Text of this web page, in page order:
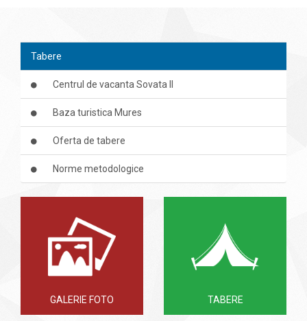
Tabere
Centrul de vacanta Sovata II
Baza turistica Mures
Oferta de tabere
Norme metodologice
GALERIE FOTO TABERE